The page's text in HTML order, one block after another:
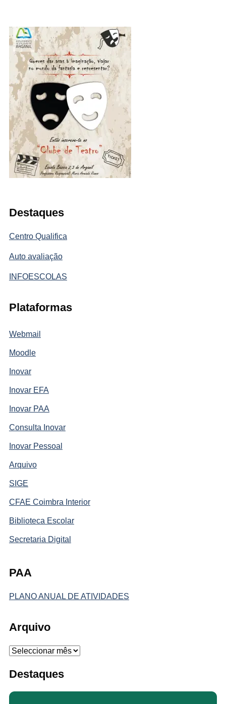
Destaques
Centro Qualifica
Auto avaliação
INFOESCOLAS
Plataformas
Webmail
Moodle
Inovar
Inovar EFA
Inovar PAA
Consulta Inovar
Inovar Pessoal
Arquivo
SIGE
CFAE Coimbra Interior
Biblioteca Escolar
Secretaria Digital
PAA
PLANO ANUAL DE ATIVIDADES
Arquivo
Arquivo
Destaques